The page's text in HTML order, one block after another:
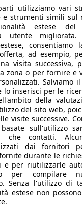
45 l
alcuna
il mercato
AutoScout24
utilizziamo vari
e strumenti simili sul
estese
utente
consentiamo
ad esempio,
visita successiva,
zona o per fornire e
Salviamo
lo inserisci per le
della
del sito web,
visite successive.
sull'utilizzo
che contatti.
dai fornitori
durante le
e per riutilizzarle
per compilare
Senza l'utilizzo di
estese non